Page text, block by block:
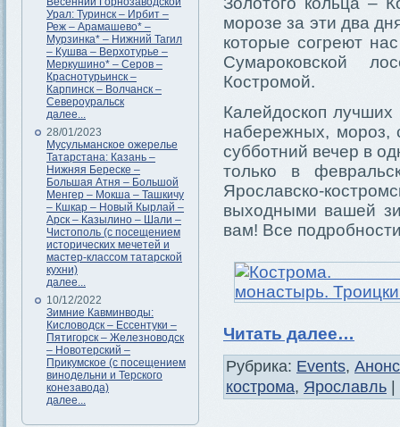
Урал: Туринск – Ирбит –
Реж – Арамашево* –
Мурзинка* – Нижний Тагил
– Кушва – Верхотурье –
Меркушино* – Серов –
Краснотурьинск –
Карпинск – Волчанск –
Североуральск
далее...
28/01/2023
Мусульманское ожерелье
Татарстана: Казань –
Нижняя Береске –
Большая Атня – Большой
Менгер – Мокша – Ташкичу
– Кшкар – Новый Кырлай –
Арск – Казылино – Шали –
Чистополь (с посещением
исторических мечетей и
мастер-классом татарской
кухни)
далее...
10/12/2022
Зимние Кавминводы:
Кисловодск – Ессентуки –
Пятигорск – Железноводск
– Новотерский –
Прикумское (с посещением
винодельни и Терского
конезавода)
далее...
морозе за эти два
которые согреют
Сумароковской
Костромой.
Калейдоскоп лучших
набережных, мороз,
субботний вечер в
только в
Ярославско-
выходными вашей
вам! Все
Читать далее…
Рубрика: Events,
кострома, Ярославль |